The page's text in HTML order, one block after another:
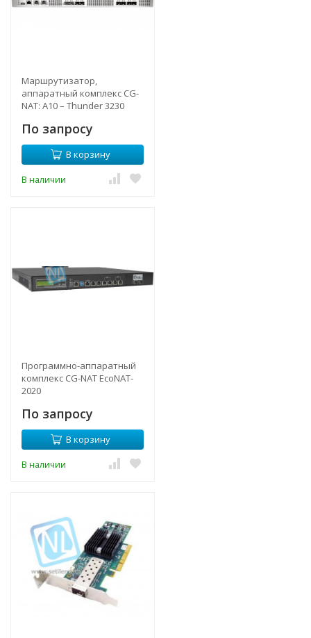
Маршрутизатор,
аппаратный комплекс CG-
NAT: A10 – Thunder 3230
По запросу
В корзину
В наличии
Программно-аппаратный
комплекс CG-NAT EcoNAT-
2020
По запросу
В корзину
В наличии